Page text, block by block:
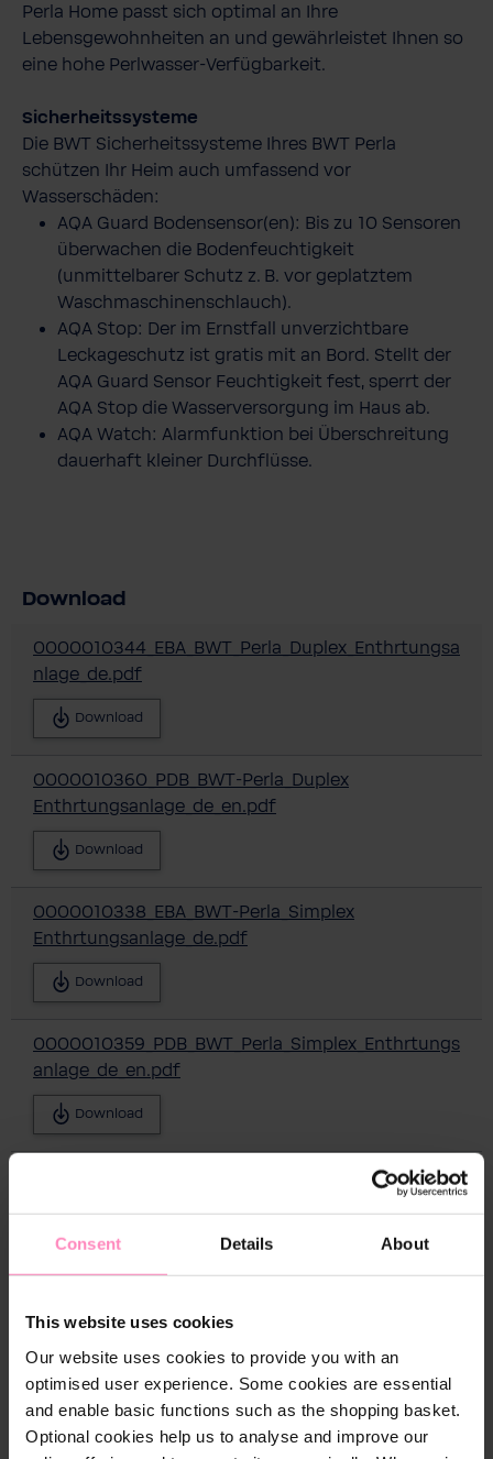
Consent Details About
This website uses cookies
Our website uses cookies to provide you with an
optimised user experience. Some cookies are essential
and enable basic functions such as the shopping basket.
Optional cookies help us to analyse and improve our
Perla Home passt sich optimal an Ihre
Lebensgewohnheiten an und gewährleistet Ihnen so
eine hohe Perlwasser-​Verfügbarkeit.
Sicherheitssysteme
Die BWT Sicherheitssysteme Ihres BWT Perla
schützen Ihr Heim auch umfassend vor
Wasserschäden:
AQA Guard Bodensensor(en): Bis zu 10 Sensoren
überwachen die Bodenfeuchtigkeit
(unmittelbarer Schutz z. B. vor geplatztem
Waschmaschinenschlauch).
AQA Stop: Der im Ernstfall unverzichtbare
Leckageschutz ist gratis mit an Bord. Stellt der
AQA Guard Sensor Feuchtigkeit fest, sperrt der
AQA Stop die Wasserversorgung im Haus ab.
AQA Watch: Alarmfunktion bei Überschreitung
dauerhaft kleiner Durchflüsse.
Download
0000010344_EBA_BWT_Perla_Duplex_Enthrtungsa
nlage_de.pdf
Download
0000010360_PDB_BWT-Perla_Duplex
Enthrtungsanlage_de_en.pdf
Download
0000010338_EBA_BWT-Perla_Simplex
Enthrtungsanlage_de.pdf
Download
0000010359_PDB_BWT_Perla_Simplex_Enthrtungs
anlage_de_en.pdf
Download
Download
bwt-perla-simplex-eba-en.pdf
Download
1-510970_EBA_BWT_Perla_Duplex-Typen_en.pdf
Download